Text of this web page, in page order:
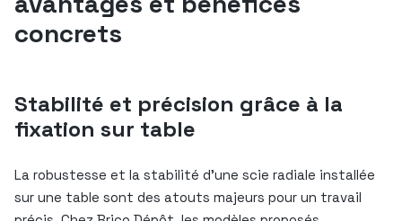
concrets
Stabilité et précision grâce à la
fixation sur table
La robustesse et la stabilité d’une scie radiale installée
sur une table sont des atouts majeurs pour un travail